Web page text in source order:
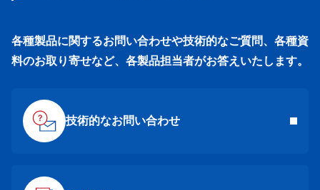
各種製品に関するお問い合わせや技術的なご質問、各種資
料のお取り寄せなど、各製品担当者がお答えいたします。
技術的なお問い合わせ